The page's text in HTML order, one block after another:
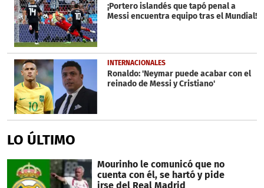
¡Portero islandés que tapó penal a
Messi encuentra equipo tras el Mundial!
INTERNACIONALES
Ronaldo: 'Neymar puede acabar con el
reinado de Messi y Cristiano'
LO ÚLTIMO
Mourinho le comunicó que no
cuenta con él, se hartó y pide
irse del Real Madrid